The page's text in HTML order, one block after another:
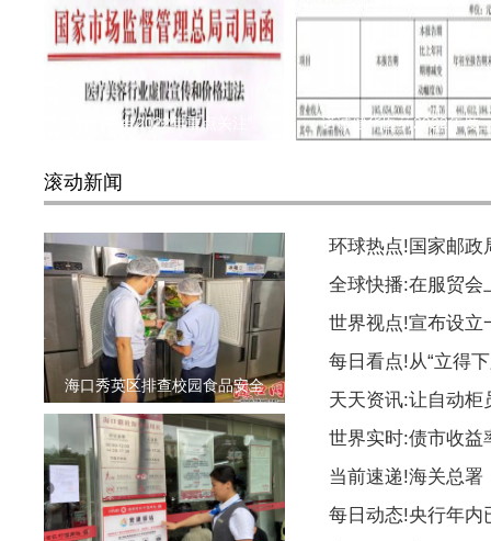
新氧平台2022年重点关注“ 诺诚健华医药2022年度
滚动新闻
海口秀英区排查校园食品安全
环球热点!国家邮政
全球快播:在服贸会
世界视点!宣布设立
每日看点!从“立得
天天资讯:让自动柜
世界实时:债市收益
当前速递!海关总署
每日动态!央行年内